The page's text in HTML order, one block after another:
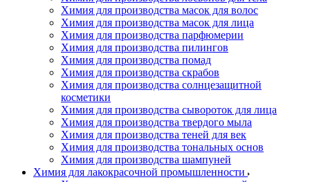
Химия для производства масок для волос
Химия для производства масок для лица
Химия для производства парфюмерии
Химия для производства пилингов
Химия для производства помад
Химия для производства скрабов
Химия для производства солнцезащитной
косметики
Химия для производства сывороток для лица
Химия для производства твердого мыла
Химия для производства теней для век
Химия для производства тональных основ
Химия для производства шампуней
Химия для лакокрасочной промышленности